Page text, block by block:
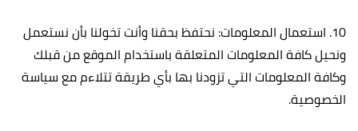
10. استعمال المعلومات: نحتفظ بحقنا وأنت تخولنا بأن نستعمل
ونحيل كافة المعلومات المتعلقة باستخدام الموقع من قبلك
وكافة المعلومات التي تزودنا بها بأي طريقة تتلاءم مع سياسة
الخصوصية.